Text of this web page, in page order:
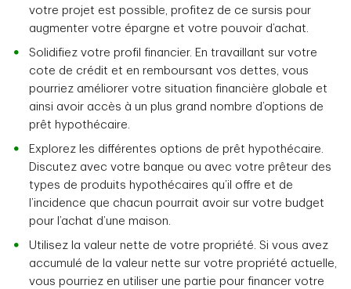
votre projet est possible, profitez de ce sursis pour
augmenter votre épargne et votre pouvoir d’achat.
Solidifiez votre profil financier. En travaillant sur votre
cote de crédit et en remboursant vos dettes, vous
pourriez améliorer votre situation financière globale et
ainsi avoir accès à un plus grand nombre d’options de
prêt hypothécaire.
Explorez les différentes options de prêt hypothécaire.
Discutez avec votre banque ou avec votre prêteur des
types de produits hypothécaires qu’il offre et de
l’incidence que chacun pourrait avoir sur votre budget
pour l’achat d’une maison.
Utilisez la valeur nette de votre propriété. Si vous avez
accumulé de la valeur nette sur votre propriété actuelle,
vous pourriez en utiliser une partie pour financer votre